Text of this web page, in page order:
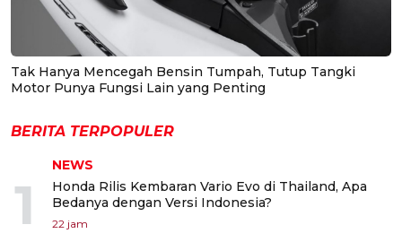
Tak Hanya Mencegah Bensin Tumpah, Tutup Tangki
Motor Punya Fungsi Lain yang Penting
BERITA TERPOPULER
1
NEWS
Honda Rilis Kembaran Vario Evo di Thailand, Apa
Bedanya dengan Versi Indonesia?
22 jam